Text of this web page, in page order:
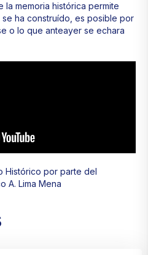
memoria histórica permite
ha construído, es posible por
o lo que anteayer se echara
Histórico por parte del
A. Lima Mena